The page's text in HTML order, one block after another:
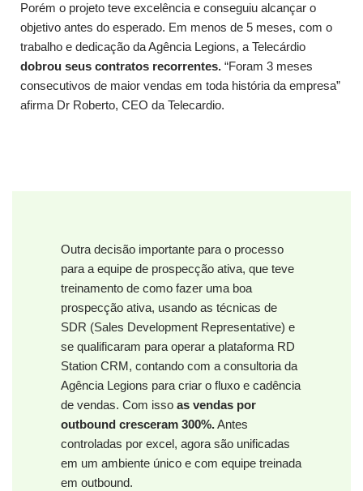
Porém o projeto teve excelência e conseguiu alcançar o
objetivo antes do esperado. Em menos de 5 meses, com o
trabalho e dedicação da Agência Legions, a Telecárdio
dobrou seus contratos recorrentes. “Foram 3 meses
consecutivos de maior vendas em toda história da empresa”
afirma Dr Roberto, CEO da Telecardio.
Outra decisão importante para o processo
para a equipe de prospecção ativa, que teve
treinamento de como fazer uma boa
prospecção ativa, usando as técnicas de
SDR (Sales Development Representative) e
se qualificaram para operar a plataforma RD
Station CRM, contando com a consultoria da
Agência Legions para criar o fluxo e cadência
de vendas. Com isso as vendas por
outbound cresceram 300%.Antes
controladas por excel, agora são unificadas
em um ambiente único e com equipe treinada
em outbound.